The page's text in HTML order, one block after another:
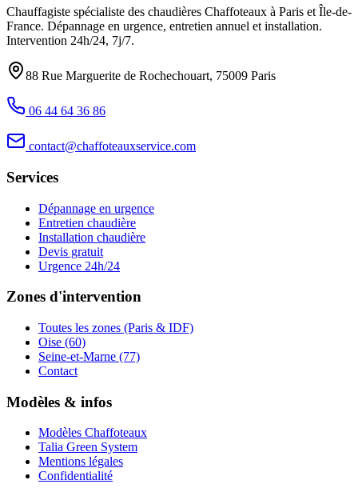
Chauffagiste spécialiste des chaudières Chaffoteaux à Paris et Île-de-
France. Dépannage en urgence, entretien annuel et installation.
Intervention 24h/24, 7j/7.
88 Rue Marguerite de Rochechouart, 75009 Paris
06 44 64 36 86
contact@chaffoteauxservice.com
Services
Dépannage en urgence
Entretien chaudière
Installation chaudière
Devis gratuit
Urgence 24h/24
Zones d'intervention
Toutes les zones (Paris & IDF)
Oise (60)
Seine-et-Marne (77)
Contact
Modèles & infos
Modèles Chaffoteaux
Talia Green System
Mentions légales
Confidentialité